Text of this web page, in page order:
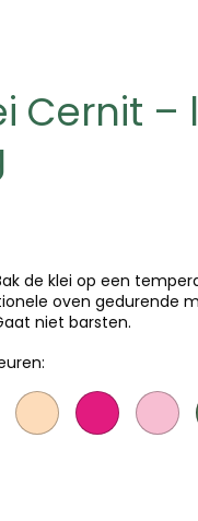
Cernit –
de klei op een
oven gedurende
niet barsten.